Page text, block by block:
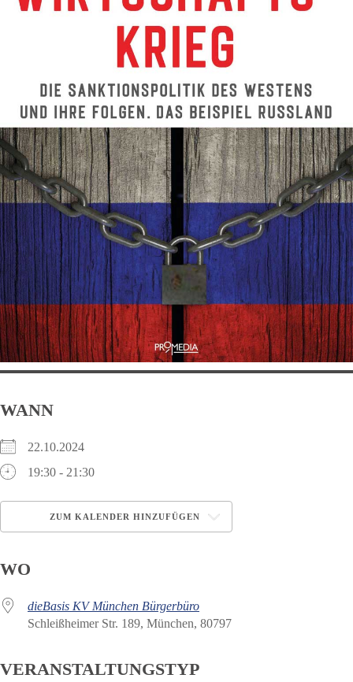
WANN
22.10.2024
19:30 - 21:30
ZUM KALENDER HINZUFÜGEN
WO
dieBasis KV München Bürgerbüro
Schleißheimer Str. 189, München, 80797
VERANSTALTUNGSTYP